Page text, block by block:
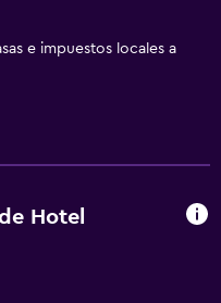
e impuestos locales a
Hotel